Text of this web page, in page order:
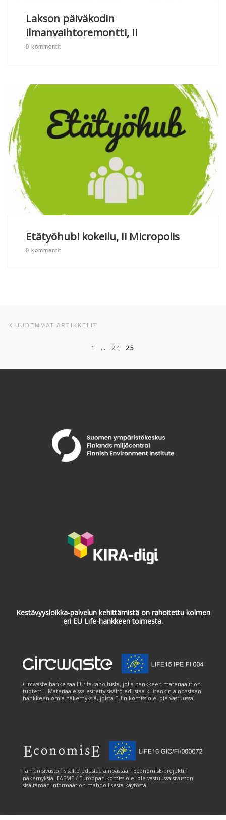
Lakson päiväkodin
ilmanvaihtoremontti, Ii
0 kommentit
Etätyöhubi kokeilu, Ii Micropolis
0 kommentit
UUDEMMAT ARTIKKELIT
1 … 24 25
Kestävyysloikka-palvelun kehittämistä on rahoitettu kolmen
eri EU Life-hankkeen toimesta.
Circwaste-hanke saa EU:lta rahoitusta, jolla hankkeen materiaalit on
tuotettu. Materiaaleissa esitetty sisältö edustaa kuitenkin ainoastaan
hankkeen omia näkemyksiä, joista EU:n komissio ei ole vastuussa.
Tämän sivuston sisältö edustaa ainoastaan EconomisE-projektin
näkemyksiä. EASME / Euroopan komissio ei ole vastuussa sivuston
sisältämän informaation mahdollisesta käytöstä.